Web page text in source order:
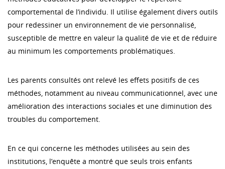
comportemental de l’individu. Il utilise également divers outils
pour redessiner un environnement de vie personnalisé,
susceptible de mettre en valeur la qualité de vie et de réduire
au minimum les comportements problématiques.
Les parents consultés ont relevé les effets positifs de ces
méthodes, notamment au niveau communicationnel, avec une
amélioration des interactions sociales et une diminution des
troubles du comportement.
En ce qui concerne les méthodes utilisées au sein des
institutions, l’enquête a montré que seuls trois enfants